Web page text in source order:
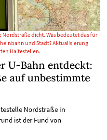
dicht. Was bedeutet das für
und Stadt? Aktualisierung
Haltestellen.
U-Bahn entdeckt:
auf unbestimmte
Nordstraße in
ist der Fund von